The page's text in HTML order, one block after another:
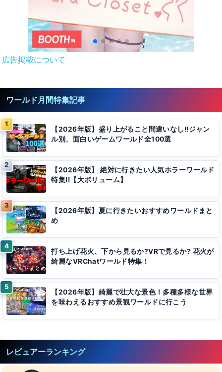
広告掲載について
ワールド月間特集記事
【2026年版】盛り上がること間違いなし!!ジャン
ル別、面白いゲームワールド全100選
【2026年版】 絶対に行きたい人気ホラーワールド
特集!!【大ボリューム】
【2026年版】夏に行きたいおすすめワールドまと
め
打ち上げ花火、下から見るか?VRで見るか? 花火が
綺麗なVRChatワールド特集！
【2026年版】綺麗で壮大な景色！多種多様な世界
を味わえるおすすめ景観ワールドに行こう
レビュアーランキング